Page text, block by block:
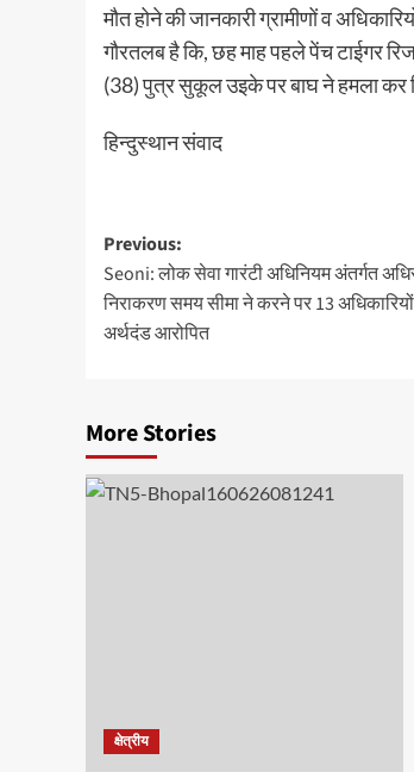
मौत होने की जानकारी ग्रामीणों व
गौरतलब है कि, छह माह पहले पेंच टाईगर
(38) पुत्र सुकूल उइके पर बाघ ने हमला कर
हिन्दुस्थान संवाद
Post
navigation
Previous:
Seoni: लोक सेवा गारंटी अधिनियम अंतर्गत
निराकरण समय सीमा ने करने पर 13
अर्थदंड आरोपित
More Stories
क्षेत्रीय